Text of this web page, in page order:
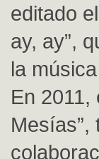
editado
ay, ay”,
la
En 2011,
Mesías”,